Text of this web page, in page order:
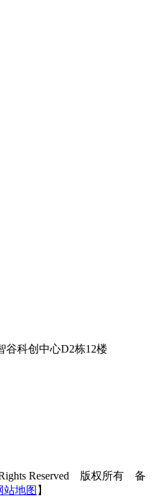
谷科创中心D2栋12楼
Reserved 版权所有 备
站地图 】